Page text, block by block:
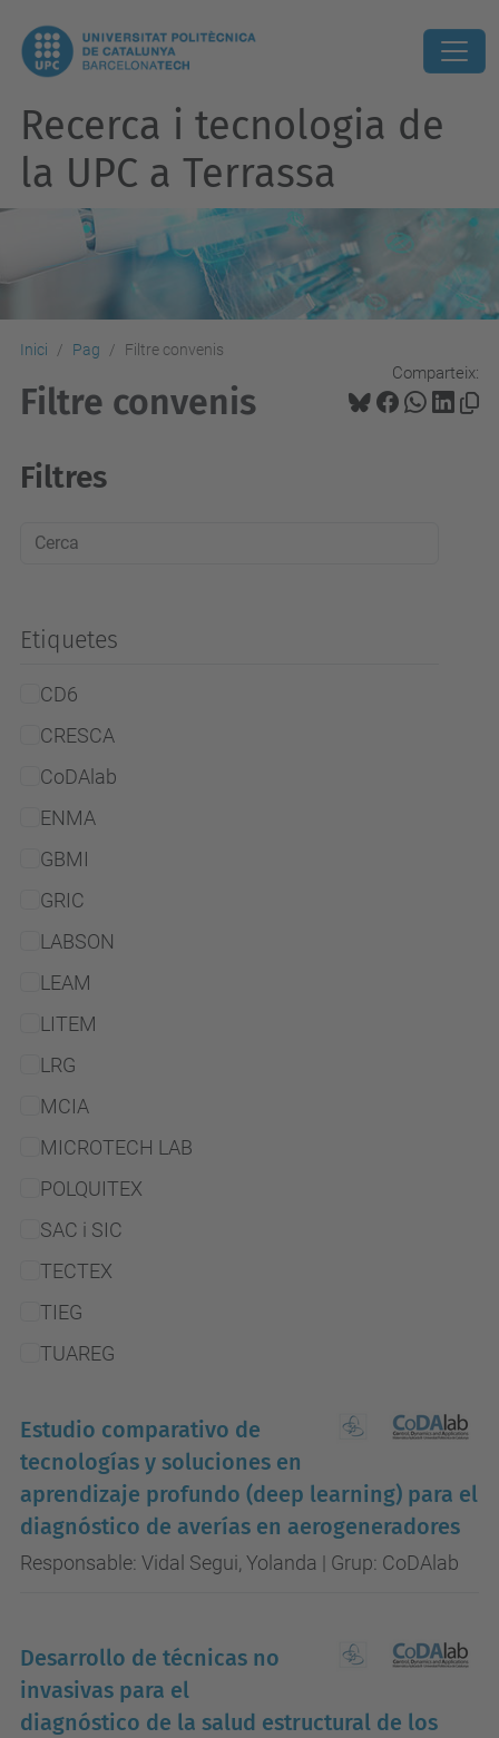
Recerca i tecnologia de
la UPC a Terrassa
Inici Pag Filtre convenis
Comparteix:
Filtre convenis
Filtres
Etiquetes
CD6
CRESCA
CoDAlab
ENMA
GBMI
GRIC
LABSON
LEAM
LITEM
LRG
MCIA
MICROTECH LAB
POLQUITEX
SAC i SIC
TECTEX
TIEG
TUAREG
Estudio comparativo de
tecnologías y soluciones en
aprendizaje profundo (deep learning) para el
diagnóstico de averías en aerogeneradores
Responsable: Vidal Segui, Yolanda | Grup: CoDAlab
Desarrollo de técnicas no
invasivas para el
diagnóstico de la salud estructural de los